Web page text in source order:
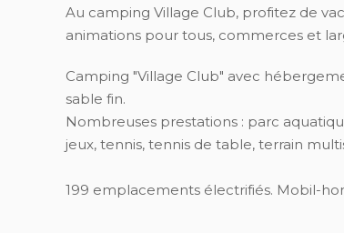
Au camping Village Club, profitez de
animations pour tous, commerces et
Camping "Village Club" avec
sable fin.
Nombreuses prestations : parc
jeux, tennis, tennis de table, terrain
199 emplacements électrifiés. Mobil-